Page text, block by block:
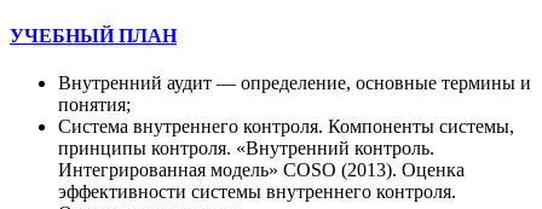
УЧЕБНЫЙ ПЛАН
Внутренний аудит — определение, основные термины и
понятия;
Система внутреннего контроля. Компоненты системы,
принципы контроля. «Внутренний контроль.
Интегрированная модель» COSO (2013). Оценка
эффективности системы внутреннего контроля.